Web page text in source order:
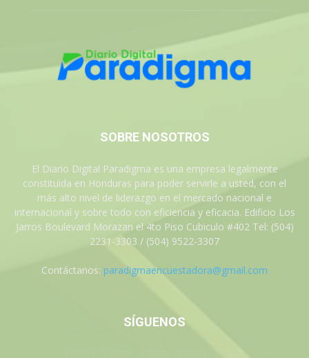
SOBRE NOSOTROS
El Diario Digital Paradigma es una empresa legalmente
constituida en Honduras para poder servirle a usted, con el
más alto nivel de liderazgo en el mercado nacional e
internacional y sobre todo con eficiencia y eficacia. Edificio Los
Jarros Boulevard Morazan el 4to Piso Cubiculo #402 Tel: (504)
2231-3303 / (504) 9522-3307
Contáctanos: paradigmaencuestadora@gmail.com
SÍGUENOS